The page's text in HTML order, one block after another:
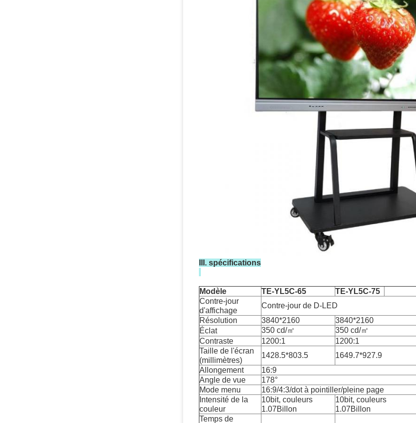
III. spécifications
Modèle TE-YL5C-65 TE-YL5C-75
Contre-jour
d'affichage
Contre-jour de D-LED
Résolution
3840*2160 3840*2160
Éclat
350 cd/㎡ 350 cd/㎡
Contraste
1200:1 1200:1
Taille de l'écran
(millimètres)
1428.5*803.5 1649.7*927.9
Allongement
16:9
Angle de vue
178°
Mode menu
16:9/4:3/dot à pointiller/pleine page
Intensité de la
couleur
10bit, couleurs
1.07Billon
10bit, couleurs
1.07Billon
Temps de